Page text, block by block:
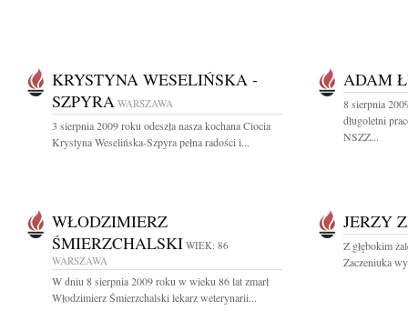
KRYSTYNA WESELIŃSKA -
SZPYRA WARSZAWA
3 sierpnia 2009 roku odeszła nasza kochana Ciocia
Krystyna Weselińska-Szpyra pełna radości i...
ADAM
8 sierpnia
długoletni
NSZZ...
WŁODZIMIERZ
ŚMIERZCHALSKI WIEK: 86
WARSZAWA
W dniu 8 sierpnia 2009 roku w wieku 86 lat zmarł
Włodzimierz Śmierzchalski lekarz weterynarii...
JERZY
Z głębokim
Zaczeniuka